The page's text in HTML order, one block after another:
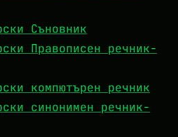
Съновник
Правописен речник-
компютърен речник
синонимен речник-